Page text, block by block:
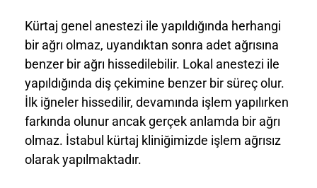
Kürtaj genel anestezi ile yapıldığında herhangi
bir ağrı olmaz, uyandıktan sonra adet ağrısına
benzer bir ağrı hissedilebilir. Lokal anestezi ile
yapıldığında diş çekimine benzer bir süreç olur.
İlk iğneler hissedilir, devamında işlem yapılırken
farkında olunur ancak gerçek anlamda bir ağrı
olmaz. İstabul kürtaj kliniğimizde işlem ağrısız
olarak yapılmaktadır.